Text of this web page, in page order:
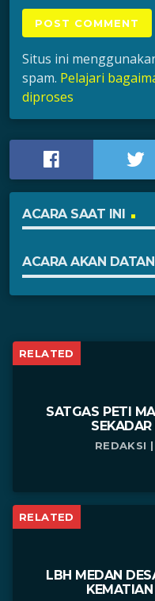
Situs ini
spam. Pelajari
diproses
ACARA SAAT INI
ACARA AKAN
RELATED
SATGAS PETI
REDAKSI
RELATED
LBH MEDAN